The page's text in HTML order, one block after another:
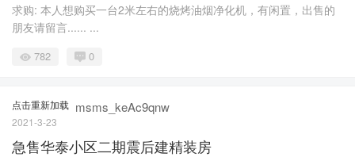
求购: 本人想购买一台2米左右的烧烤油烟净化机，有闲置，出售的
朋友请留言...... ...
782 0
点击重新加载 msms_keAc9qnw
2021-3-23
急售华泰小区二期震后建精装房